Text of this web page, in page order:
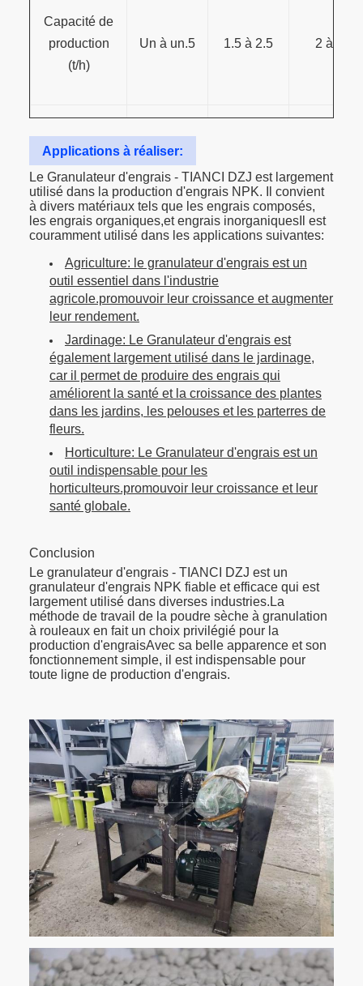
Capacité de
production
(t/h)
Un à un.5 1.5 à 2.5 2 à 3
Puissance
(kw)
15 kW
Taille du
rouleau
Φ150x220 Φ150x300 Φ186x300
Taille de
l'alimentation
Taille des
granulés
finis
Φ2,5 à
Φ2,5 à
Φ2,5 à
Humidité du
matériau
2% à 5% 2% à 5%
Applications à réaliser:
Le Granulateur d'engrais - TIANCI DZJ est largement
utilisé dans la production d'engrais NPK. Il convient
à divers matériaux tels que les engrais composés,
les engrais organiques,et engrais inorganiquesIl est
couramment utilisé dans les applications suivantes:
Agriculture: le granulateur d'engrais est un
outil essentiel dans l'industrie
agricole.promouvoir leur croissance et augmenter
leur rendement.
Jardinage: Le Granulateur d'engrais est
également largement utilisé dans le jardinage,
car il permet de produire des engrais qui
améliorent la santé et la croissance des plantes
dans les jardins, les pelouses et les parterres de
fleurs.
Horticulture: Le Granulateur d'engrais est un
outil indispensable pour les
horticulteurs.promouvoir leur croissance et leur
santé globale.
Conclusion
Le granulateur d'engrais - TIANCI DZJ est un
granulateur d'engrais NPK fiable et efficace qui est
largement utilisé dans diverses industries.La
méthode de travail de la poudre sèche à granulation
à rouleaux en fait un choix privilégié pour la
production d'engraisAvec sa belle apparence et son
fonctionnement simple, il est indispensable pour
toute ligne de production d'engrais.